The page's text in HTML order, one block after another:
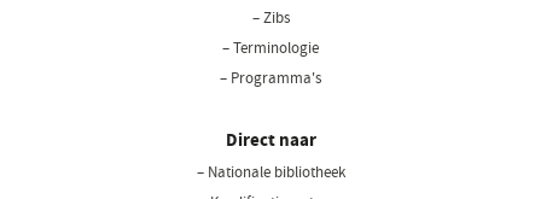
– Zibs
– Terminologie
– Programma's
Direct naar
– Nationale bibliotheek(opent